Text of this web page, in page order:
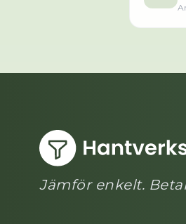
Jämför enkelt.